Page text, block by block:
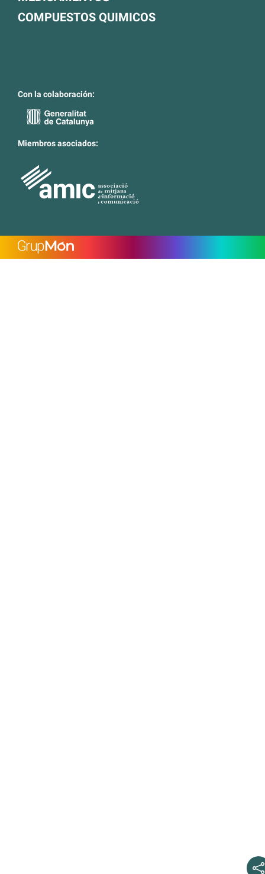
COMPUESTOS QUIMICOS
Con la colaboración:
Miembros asociados: